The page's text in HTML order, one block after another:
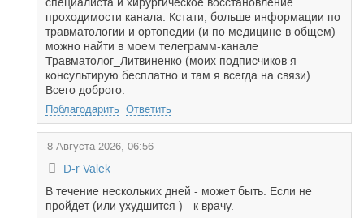
проходимости канала. Кстати, больше информации по
травматологии и ортопедии (и по медицине в общем)
можно найти в моем телеграмм-канале
Травматолог_Литвиненко (моих подписчиков я
консультирую бесплатно и там я всегда на связи).
Всего доброго.
Поблагодарить Ответить
8 Августа 2026, 06:56
D-r Valek
В течение нескольких дней - может быть. Если не
пройдет (или ухудшится ) - к врачу.